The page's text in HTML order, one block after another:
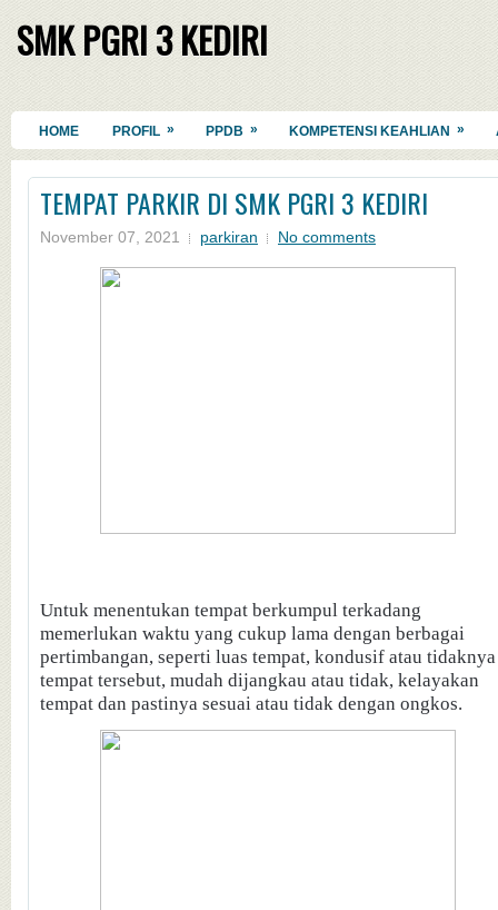
SMK PGRI 3 KEDIRI
HOME PROFIL » PPDB » KOMPETENSI KEAHLIAN »
TEMPAT PARKIR DI SMK PGRI 3 KEDIRI
November 07, 2021 parkiran No comments
Untuk menentukan tempat berkumpul terkadang
memerlukan waktu yang cukup lama dengan berbagai
pertimbangan, seperti luas tempat, kondusif atau tidaknya
tempat tersebut, mudah dijangkau atau tidak, kelayakan
tempat dan pastinya sesuai atau tidak dengan ongkos.